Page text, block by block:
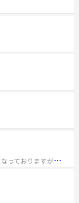
夜
ナビさんではガールズバー の枠になっておりますが、スタッフは30代40代の大人女子がメインの姉(ANe)バーです♬.*ﾟ